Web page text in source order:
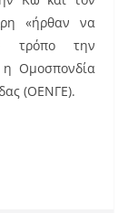
«ήρθαν να
τρόπο την
Ομοσπονδία
(ΟΕΝΓΕ).